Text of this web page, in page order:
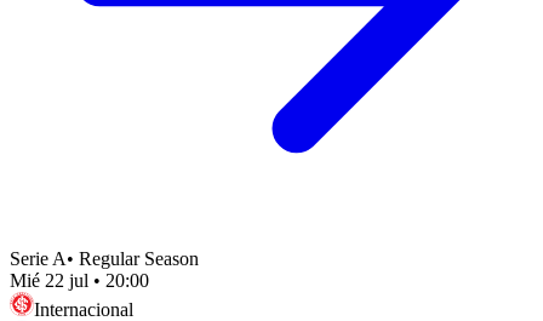
Serie A• Regular Season
Mié 22 jul • 20:00
Internacional